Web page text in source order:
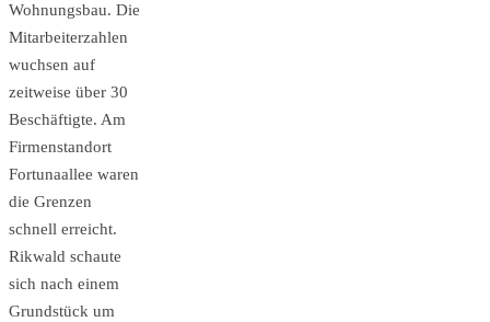
Wohnungsbau. Die
Mitarbeiterzahlen
wuchsen auf
zeitweise über 30
Beschäftigte. Am
Firmenstandort
Fortunaallee waren
die Grenzen
schnell erreicht.
Rikwald schaute
sich nach einem
Grundstück um